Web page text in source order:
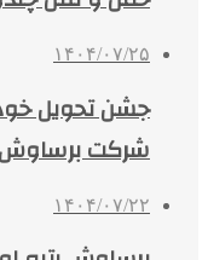
۱۴۰۴/۰۷/۲۵
جشن تحویل
شرکت برساوش
۱۴۰۴/۰۷/۲۲